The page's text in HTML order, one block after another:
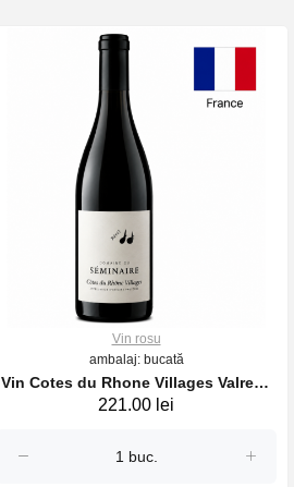
Vin rosu
ambalaj: bucată
Vin Cotes du Rhone Villages Valreas
Domaine du Seminaire, rosu sec,
221.00 lei